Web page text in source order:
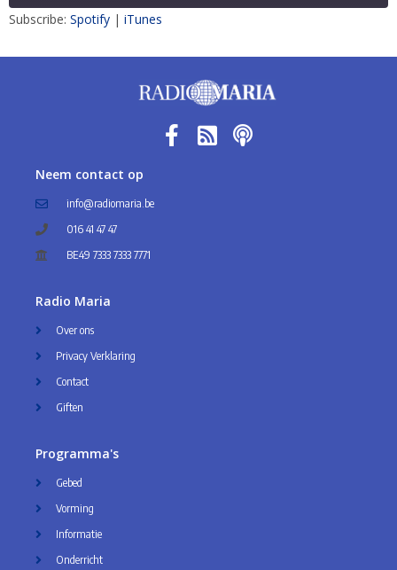
Subscribe: Spotify | iTunes
Neem contact op
info@radiomaria.be
016 41 47 47
BE49 7333 7333 7771
Radio Maria
Over ons
Privacy Verklaring
Contact
Giften
Programma's
Gebed
Vorming
Informatie
Onderricht